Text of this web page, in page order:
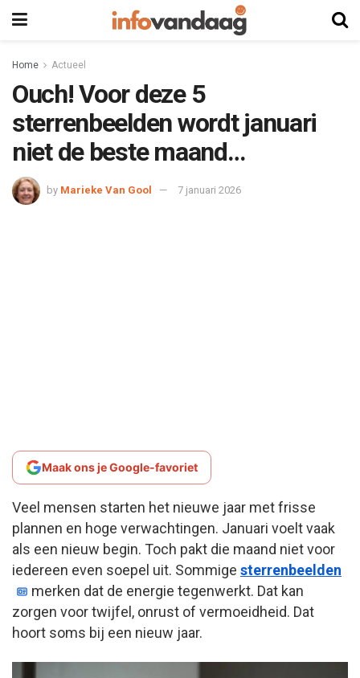
Home Actueel
Ouch! Voor deze 5
sterrenbeelden wordt januari
niet de beste maand…
by Marieke Van Gool 7 januari 2026
Maak ons je Google-favoriet
Veel mensen starten het nieuwe jaar met frisse
plannen en hoge verwachtingen. Januari voelt vaak
als een nieuw begin. Toch pakt die maand niet voor
iedereen even soepel uit. Sommige sterrenbeelden
merken dat de energie tegenwerkt. Dat kan
zorgen voor twijfel, onrust of vermoeidheid. Dat
hoort soms bij een nieuw jaar.